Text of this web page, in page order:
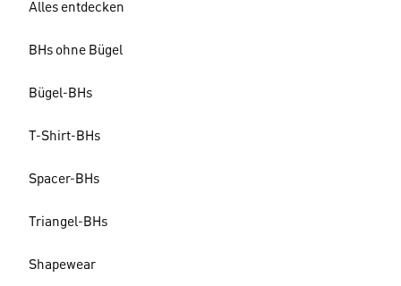
Alles entdecken
BHs ohne Bügel
Bügel-BHs
T-Shirt-BHs
Spacer-BHs
Triangel-BHs
Shapewear